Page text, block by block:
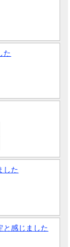
た
した
と感じました